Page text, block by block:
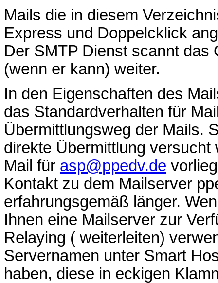
Mails die in diesem
Express und Doppelcklick
Der SMTP Dienst scannt das
(wenn er kann) weiter.
In den Eigenschaften des
das Standardverhalten für
Übermittlungsweg der Mails.
direkte Übermittlung
Mail für asp@ppedv.de
Kontakt zu dem Mailserver
erfahrungsgemäß länger.
Ihnen eine Mailserver zur
Relaying ( weiterleiten)
Servernamen unter Smart
haben, diese in eckigen